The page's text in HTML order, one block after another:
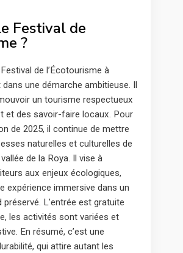
Festival de
?
de l’Écotourisme à
une démarche ambitieuse. Il
un tourisme respectueux
et des savoir-faire locaux. Pour
de 2025, il continue de mettre
naturelles et culturelles de
de la Roya. Il vise à
aux enjeux écologiques,
expérience immersive dans un
L’entrée est gratuite
les activités sont variées et
En résumé, c’est une
qui attire autant les